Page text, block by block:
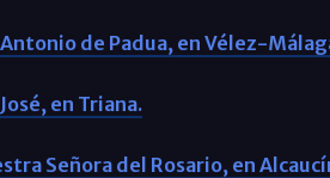
de Padua, en Vélez-
en Triana.
Señora del Rosario, en